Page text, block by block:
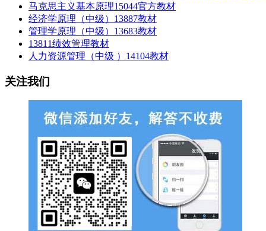
马克思主义基本原理15044官方教材
经济学原理（中级）13887教材
管理学原理（中级）13683教材
13811绩效管理教材
人力资源管理（中级 ）14104教材
关注我们